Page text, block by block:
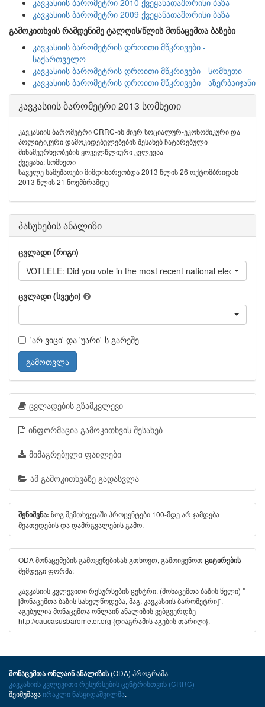
კავკასიის ბარომეტრი 2010 ქვეყანათაშორისი ბაზა
კავკასიის ბარომეტრი 2009 ქვეყანათაშორისი ბაზა
გამოკითხვის რამდენიმე ტალღის/წლის მონაცემთა ბაზები
კავკასიის ბარომეტრის დროითი მწკრივები -
საქართველო
კავკასიის ბარომეტრის დროითი მწკრივები - სომხეთი
კავკასიის ბარომეტრის დროითი მწკრივები - აზერბაიჯანი
კავკასიის ბარომეტრი 2013 სომხეთი
კავკასიის ბარომეტრი CRRC-ის მიერ სოციალურ-ეკონომიკური და
პოლიტიკური დამოკიდებულებების შესახებ ჩატარებული
შინამეურნეობების ყოველწლიური კვლევაა
ქვეყანა: სომხეთი
საველე სამუშაოები მიმდინარეობდა 2013 წლის 26 ოქტომბრიდან
2013 წლის 21 ნოემბრამდე
პასუხების ანალიზი
ცვლადი (რიგი)
VOTLELE: Did you vote in the most recent national elections?
ცვლადი (სვეტი)
'არ ვიცი' და 'უარი'-ს გარეშე
გამოთვლა
ცვლადების გზამკვლევი
ინფორმაცია გამოკითხვის შესახებ
მიმაგრებული ფაილები
ამ გამოკითხვაზე გადასვლა
შენიშვნა: ზოგ შემთხვევაში პროცენტები 100-მდე არ ჯამდება
მეათედების და დამრგვალების გამო.
ODA მონაცემების გამოყენებისას გთხოვთ, გამოიყენოთ ციტირების
შემდეგი ფორმა:
კავკასიის კვლევითი რესურსების ცენტრი. (მონაცემთა ბაზის წელი) "
[მონაცემთა ბაზის სახელწოდება, მაგ. კავკასიის ბარომეტრი]".
აგებულია მონაცემთა ონლაინ ანალიზის ვებგვერდზე
http://caucasusbarometer.org {დიაგრამის აგების თარიღი}.
მონაცემთა ონლაინ ანალიზის(ODA) პროგრამა
კავკასიის კვლევითი რესურსების ცენტრისთვის (CRRC)
შეიმუშავაირაკლი ნასყიდაშვილმა.